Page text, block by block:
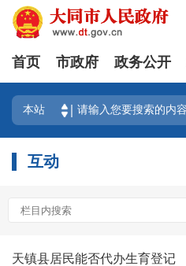
首页 市政府 政务公开
本站
互动
天镇县居民能否代办生育登记